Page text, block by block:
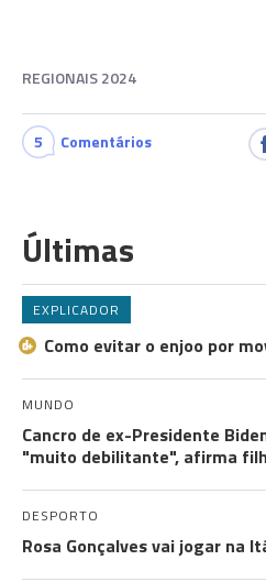
REGIONAIS 2024
5 Comentários
Últimas
EXPLICADOR
Como evitar o enjoo por
MUNDO
Cancro de ex-Presidente
"muito debilitante", afirma
DESPORTO
Rosa Gonçalves vai jogar na